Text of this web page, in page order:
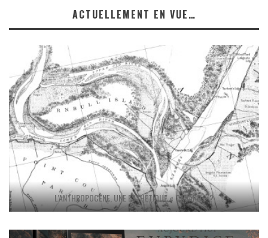
ACTUELLEMENT EN VUE…
L’ANTHROPOCÈNE, UNE ESTHÉTIQUE « CANARD » ?